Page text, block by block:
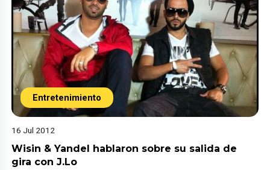
Entretenimiento
16 Jul 2012
Wisin & Yandel hablaron sobre su salida de
gira con J.Lo